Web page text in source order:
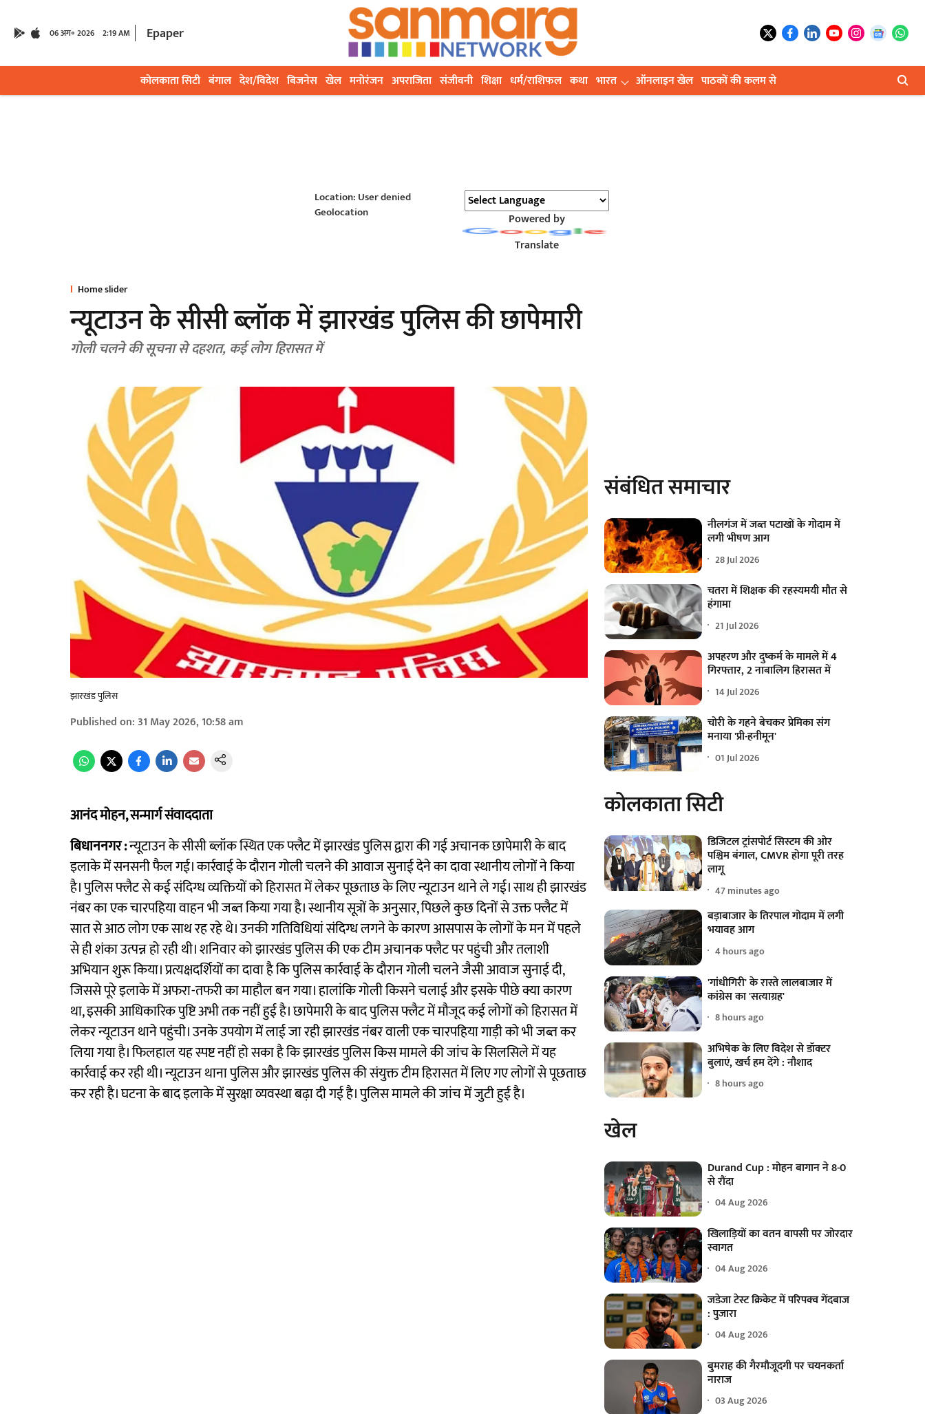
06 अग॰ 2026 2:19 AM Epaper
कोलकाता सिटी बंगाल देश/विदेश बिजनेस खेल मनोरंजन अपराजिता संजीवनी शिक्षा धर्म/राशिफल कथा भारत ऑनलाइन खेल पाठकों की कलम से
Location: User denied
Geolocation
Powered by
Translate
Home slider
न्यूटाउन के सीसी ब्लॉक में झारखंड पुलिस की छापेमारी
गोली चलने की सूचना से दहशत, कई लोग हिरासत में
झारखंड पुलिस
Published on:31 May 2026, 10:58 am
आनंद मोहन, सन्मार्ग संवाददाता
बिधाननगर :न्यूटाउन के सीसी ब्लॉक स्थित एक फ्लैट में झारखंड पुलिस द्वारा की गई अचानक छापेमारी के बाद
इलाके में सनसनी फैल गई। कार्रवाई के दौरान गोली चलने की आवाज सुनाई देने का दावा स्थानीय लोगों ने किया
है। पुलिस फ्लैट से कई संदिग्ध व्यक्तियों को हिरासत में लेकर पूछताछ के लिए न्यूटाउन थाने ले गई। साथ ही झारखंड
नंबर का एक चारपहिया वाहन भी जब्त किया गया है। स्थानीय सूत्रों के अनुसार, पिछले कुछ दिनों से उक्त फ्लैट में
सात से आठ लोग एक साथ रह रहे थे। उनकी गतिविधियां संदिग्ध लगने के कारण आसपास के लोगों के मन में पहले
से ही शंका उत्पन्न हो रही थी। शनिवार को झारखंड पुलिस की एक टीम अचानक फ्लैट पर पहुंची और तलाशी
अभियान शुरू किया। प्रत्यक्षदर्शियों का दावा है कि पुलिस कार्रवाई के दौरान गोली चलने जैसी आवाज सुनाई दी,
जिससे पूरे इलाके में अफरा-तफरी का माहौल बन गया। हालांकि गोली किसने चलाई और इसके पीछे क्या कारण
था, इसकी आधिकारिक पुष्टि अभी तक नहीं हुई है। छापेमारी के बाद पुलिस फ्लैट में मौजूद कई लोगों को हिरासत में
लेकर न्यूटाउन थाने पहुंची। उनके उपयोग में लाई जा रही झारखंड नंबर वाली एक चारपहिया गाड़ी को भी जब्त कर
लिया गया है। फिलहाल यह स्पष्ट नहीं हो सका है कि झारखंड पुलिस किस मामले की जांच के सिलसिले में यह
कार्रवाई कर रही थी। न्यूटाउन थाना पुलिस और झारखंड पुलिस की संयुक्त टीम हिरासत में लिए गए लोगों से पूछताछ
कर रही है। घटना के बाद इलाके में सुरक्षा व्यवस्था बढ़ा दी गई है। पुलिस मामले की जांच में जुटी हुई है।
संबंधित समाचार
नीलगंज में जब्त पटाखों के गोदाम में
लगी भीषण आग
28 Jul 2026
चतरा में शिक्षक की रहस्यमयी मौत से
हंगामा
21 Jul 2026
अपहरण और दुष्कर्म के मामले में 4
गिरफ्तार, 2 नाबालिग हिरासत में
14 Jul 2026
चोरी के गहने बेचकर प्रेमिका संग
मनाया 'प्री-हनीमून'
01 Jul 2026
कोलकाता सिटी
डिजिटल ट्रांसपोर्ट सिस्टम की ओर
पश्चिम बंगाल, CMVR होगा पूरी तरह
लागू
47 minutes ago
बड़ाबाजार के तिरपाल गोदाम में लगी
भयावह आग
4 hours ago
'गांधीगिरी' के रास्ते लालबाजार में
कांग्रेस का 'सत्याग्रह'
8 hours ago
अभिषेक के लिए विदेश से डॉक्टर
बुलाएं, खर्च हम देंगे : नौशाद
8 hours ago
खेल
Durand Cup : मोहन बागान ने 8-0
से रौंदा
04 Aug 2026
खिलाड़ियों का वतन वापसी पर जोरदार
स्वागत
04 Aug 2026
जडेजा टेस्ट क्रिकेट में परिपक्व गेंदबाज
: पुजारा
04 Aug 2026
बुमराह की गैरमौजूदगी पर चयनकर्ता
नाराज
03 Aug 2026